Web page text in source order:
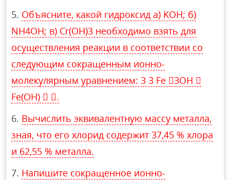
Объясните, какой гидроксид а) KOH; б)
NH4OH; в) Cr(OH)3 необходимо взять для
осуществления реакции в соответствии со
следующим сокращенным ионно-
молекулярным уравнением: 3 3 Fe 3OH 
Fe(OH)  .
Вычислить эквивалентную массу металла,
зная, что его хлорид содержит 37,45 % хлора
и 62,55 % металла.
Напишите сокращенное ионно-